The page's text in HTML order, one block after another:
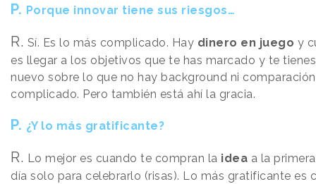
P. Porque innovar tiene sus riesgos…
R. Sí. Es lo más complicado. Hay dinero en juego y
es llegar a los objetivos que te has marcado y te
nuevo sobre lo que no hay background ni
complicado. Pero también está ahí la gracia.
P. ¿Y lo más gratificante?
R. Lo mejor es cuando te compran la idea a la
día solo para celebrarlo (risas). Lo más gratificante es